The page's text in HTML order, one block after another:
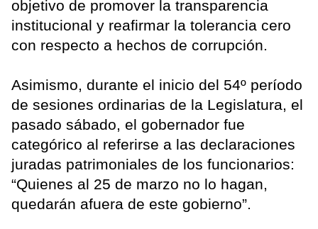
objetivo de promover la transparencia
institucional y reafirmar la tolerancia cero
con respecto a hechos de corrupción.
Asimismo, durante el inicio del 54º período
de sesiones ordinarias de la Legislatura, el
pasado sábado, el gobernador fue
categórico al referirse a las declaraciones
juradas patrimoniales de los funcionarios:
“Quienes al 25 de marzo no lo hagan,
quedarán afuera de este gobierno”.